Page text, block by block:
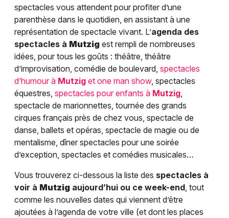
spectacles vous attendent pour profiter d’une
parenthèse dans le quotidien, en assistant à une
représentation de spectacle vivant. L’agenda des
spectacles à Mutzig est rempli de nombreuses
idées, pour tous les goûts : théâtre, théâtre
d’improvisation, comédie de boulevard, spectacles
d’humour à Mutzig et one man show, spectacles
équestres, spectacles pour enfants à Mutzig,
spectacle de marionnettes, tournée des grands
cirques français près de chez vous, spectacle de
danse, ballets et opéras, spectacle de magie ou de
mentalisme, dîner spectacles pour une soirée
d’exception, spectacles et comédies musicales…
Vous trouverez ci-dessous la liste des spectacles à
voir à Mutzig aujourd’hui ou ce week-end, tout
comme les nouvelles dates qui viennent d’être
ajoutées à l’agenda de votre ville (et dont les places